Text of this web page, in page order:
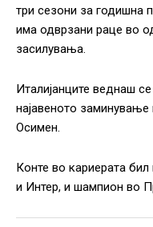
три сезони за годишна
има одврзани раце во
засилувања.
Италијанците веднаш
најавеното заминување
Осимен.
Конте во кариерата
и Интер, и шампион во